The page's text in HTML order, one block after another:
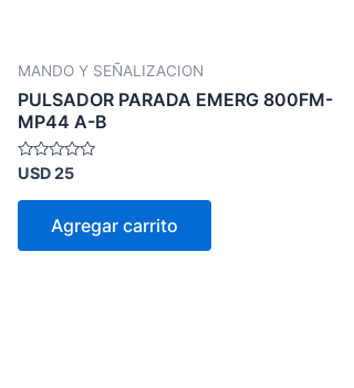
MANDO Y SEÑALIZACION
PULSADOR PARADA EMERG 800FM-
MP44 A-B
Valorado
0
USD25
Agregar carrito